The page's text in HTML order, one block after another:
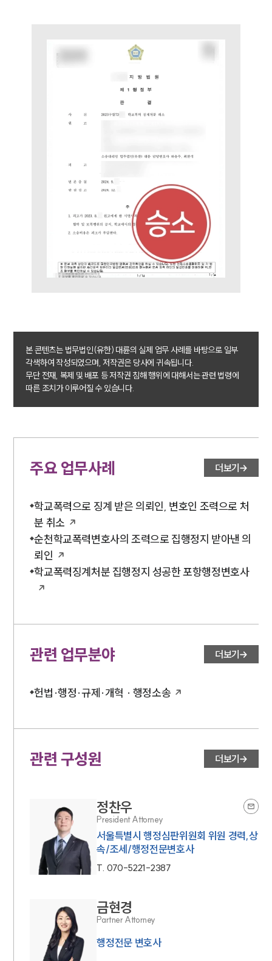
주요 업무사례
사례분석/최신동향
법률정보
법률지식인
고객후기
구성원 소개
행정전문변호사
공지사항
법률서식
뉴스레터/브로슈어
세미나
본 콘텐츠는 법무법인(유한) 대륜의 실제 업무 사례를 바탕으로 일부
각색하여 작성되었으며, 저작권은 당사에 귀속됩니다.
무단 전재, 복제 및 배포 등 저작권 침해 행위에 대해서는 관련 법령에
따른 조치가 이루어질 수 있습니다.
주요 업무사례 더보기
학교폭력으로 징계 받은 의뢰인, 변호인 조력으로 처
분 취소
순천학교폭력변호사의 조력으로 집행정지 받아낸 의
뢰인
학교폭력징계처분 집행정지 성공한 포항행정변호사
관련 업무분야 더보기
헌법·행정·규제·개혁 · 행정소송
관련 구성원 더보기
정찬우
President Attorney
서울특별시 행정심판위원회 위원 경력,상
속/조세/행정전문변호사
T. 070-5221-2387
금현경
Partner Attorney
행정전문 변호사